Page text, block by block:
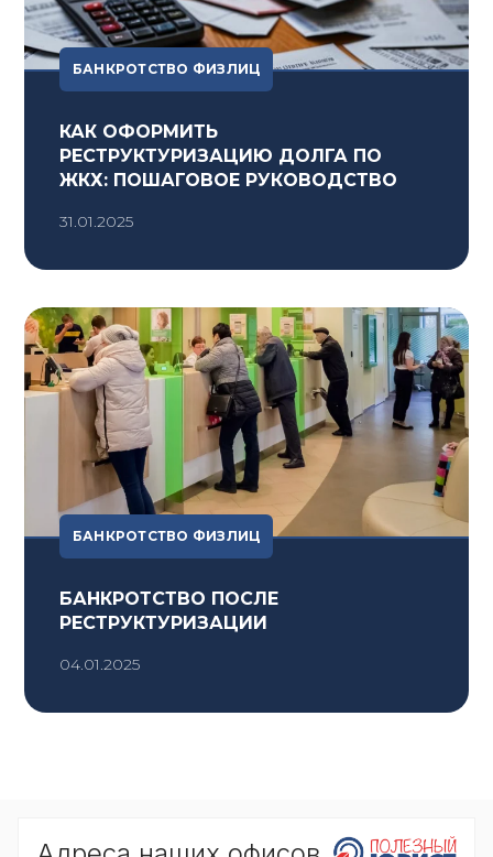
БАНКРОТСТВО ФИЗЛИЦ
КАК ОФОРМИТЬ
РЕСТРУКТУРИЗАЦИЮ ДОЛГА ПО
ЖКХ: ПОШАГОВОЕ РУКОВОДСТВО
31.01.2025
БАНКРОТСТВО ФИЗЛИЦ
БАНКРОТСТВО ПОСЛЕ
РЕСТРУКТУРИЗАЦИИ
04.01.2025